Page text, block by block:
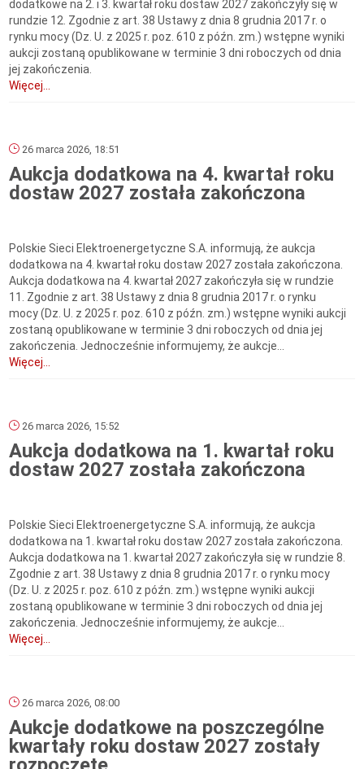
dodatkowe na 2. i 3. kwartał roku dostaw 2027 zakończyły się w
rundzie 12. Zgodnie z art. 38 Ustawy z dnia 8 grudnia 2017 r. o
rynku mocy (Dz. U. z 2025 r. poz. 610 z późn. zm.) wstępne wyniki
aukcji zostaną opublikowane w terminie 3 dni roboczych od dnia
jej zakończenia.
Więcej...
26 marca 2026, 18:51
Aukcja dodatkowa na 4. kwartał roku
dostaw 2027 została zakończona
Polskie Sieci Elektroenergetyczne S.A. informują, że aukcja
dodatkowa na 4. kwartał roku dostaw 2027 została zakończona.
Aukcja dodatkowa na 4. kwartał 2027 zakończyła się w rundzie
11. Zgodnie z art. 38 Ustawy z dnia 8 grudnia 2017 r. o rynku
mocy (Dz. U. z 2025 r. poz. 610 z późn. zm.) wstępne wyniki aukcji
zostaną opublikowane w terminie 3 dni roboczych od dnia jej
zakończenia. Jednocześnie informujemy, że aukcje...
Więcej...
26 marca 2026, 15:52
Aukcja dodatkowa na 1. kwartał roku
dostaw 2027 została zakończona
Polskie Sieci Elektroenergetyczne S.A. informują, że aukcja
dodatkowa na 1. kwartał roku dostaw 2027 została zakończona.
Aukcja dodatkowa na 1. kwartał 2027 zakończyła się w rundzie 8.
Zgodnie z art. 38 Ustawy z dnia 8 grudnia 2017 r. o rynku mocy
(Dz. U. z 2025 r. poz. 610 z późn. zm.) wstępne wyniki aukcji
zostaną opublikowane w terminie 3 dni roboczych od dnia jej
zakończenia. Jednocześnie informujemy, że aukcje...
Więcej...
26 marca 2026, 08:00
Aukcje dodatkowe na poszczególne
kwartały roku dostaw 2027 zostały